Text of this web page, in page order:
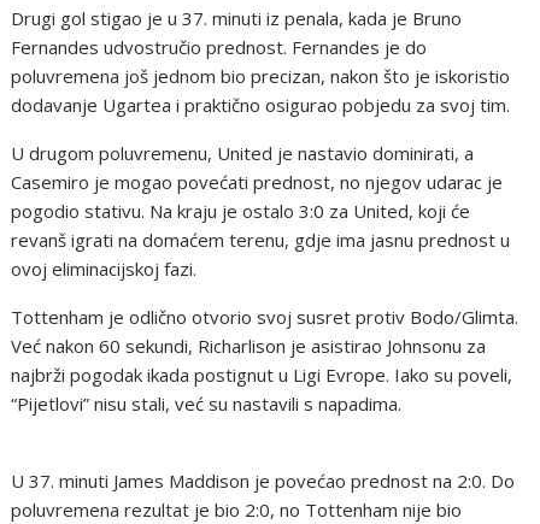
Drugi gol stigao je u 37. minuti iz penala, kada je Bruno
Fernandes udvostručio prednost. Fernandes je do
poluvremena još jednom bio precizan, nakon što je iskoristio
dodavanje Ugartea i praktično osigurao pobjedu za svoj tim.
U drugom poluvremenu, United je nastavio dominirati, a
Casemiro je mogao povećati prednost, no njegov udarac je
pogodio stativu. Na kraju je ostalo 3:0 za United, koji će
revanš igrati na domaćem terenu, gdje ima jasnu prednost u
ovoj eliminacijskoj fazi.
Tottenham je odlično otvorio svoj susret protiv Bodo/Glimta.
Već nakon 60 sekundi, Richarlison je asistirao Johnsonu za
najbrži pogodak ikada postignut u Ligi Evrope. Iako su poveli,
“Pijetlovi” nisu stali, već su nastavili s napadima.
U 37. minuti James Maddison je povećao prednost na 2:0. Do
poluvremena rezultat je bio 2:0, no Tottenham nije bio